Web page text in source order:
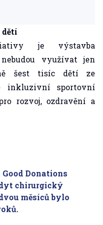
je výstavba
využívat jen
šest tisíc dětí ze
inkluzivní sportovní
rozvoj, ozdravění a
Donations
chirurgický
měsíců bylo